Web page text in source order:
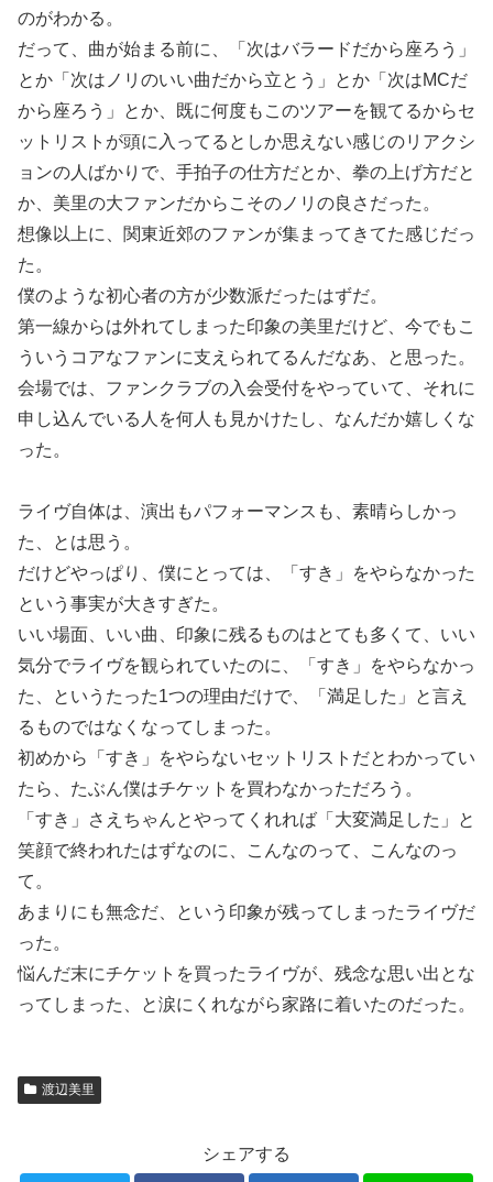
のがわかる。
だって、曲が始まる前に、「次はバラードだから座ろう」
とか「次はノリのいい曲だから立とう」とか「次はMCだ
から座ろう」とか、既に何度もこのツアーを観てるからセ
ットリストが頭に入ってるとしか思えない感じのリアクシ
ョンの人ばかりで、手拍子の仕方だとか、拳の上げ方だと
か、美里の大ファンだからこそのノリの良さだった。
想像以上に、関東近郊のファンが集まってきてた感じだっ
た。
僕のような初心者の方が少数派だったはずだ。
第一線からは外れてしまった印象の美里だけど、今でもこ
ういうコアなファンに支えられてるんだなあ、と思った。
会場では、ファンクラブの入会受付をやっていて、それに
申し込んでいる人を何人も見かけたし、なんだか嬉しくな
った。
ライヴ自体は、演出もパフォーマンスも、素晴らしかっ
た、とは思う。
だけどやっぱり、僕にとっては、「すき」をやらなかった
という事実が大きすぎた。
いい場面、いい曲、印象に残るものはとても多くて、いい
気分でライヴを観られていたのに、「すき」をやらなかっ
た、というたった1つの理由だけで、「満足した」と言え
るものではなくなってしまった。
初めから「すき」をやらないセットリストだとわかってい
たら、たぶん僕はチケットを買わなかっただろう。
「すき」さえちゃんとやってくれれば「大変満足した」と
笑顔で終われたはずなのに、こんなのって、こんなのっ
て。
あまりにも無念だ、という印象が残ってしまったライヴだ
った。
悩んだ末にチケットを買ったライヴが、残念な思い出とな
ってしまった、と涙にくれながら家路に着いたのだった。
渡辺美里
シェアする